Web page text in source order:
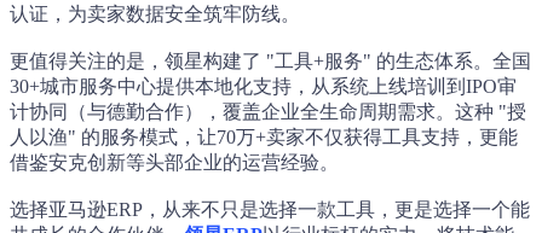
认证，为卖家数据安全筑牢防线。
更值得关注的是，领星构建了 "工具+服务" 的生态体系。全国
30+城市服务中心提供本地化支持，从系统上线培训到IPO审
计协同（与德勤合作），覆盖企业全生命周期需求。这种 "授
人以渔" 的服务模式，让70万+卖家不仅获得工具支持，更能
借鉴安克创新等头部企业的运营经验。
选择亚马逊ERP，从来不只是选择一款工具，更是选择一个能